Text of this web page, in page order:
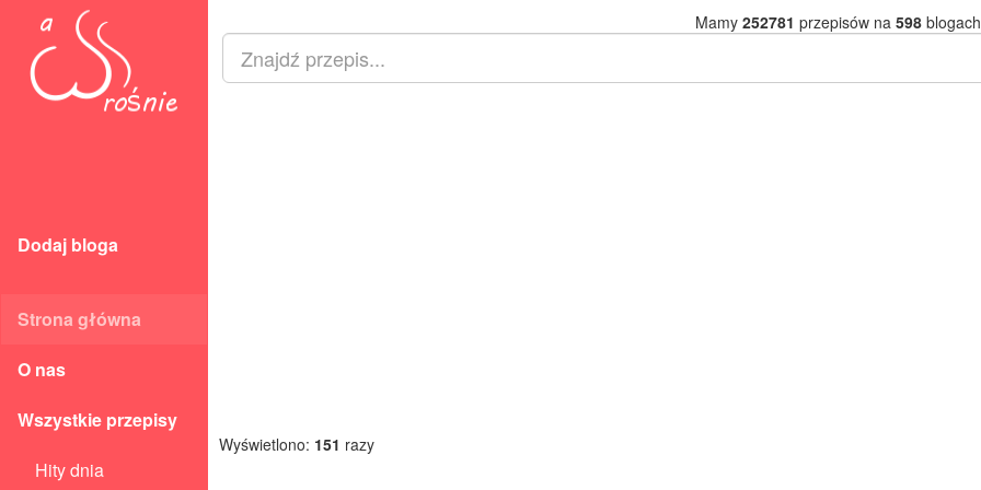
Dodaj bloga
Strona główna
O nas
Wszystkie przepisy
Hity dnia
Mamy 252781 przepisów na 598
Wyświetlono: 151 razy